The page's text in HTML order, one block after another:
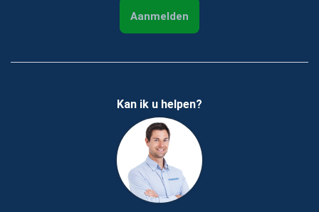
Aanmelden
Kan ik u helpen?